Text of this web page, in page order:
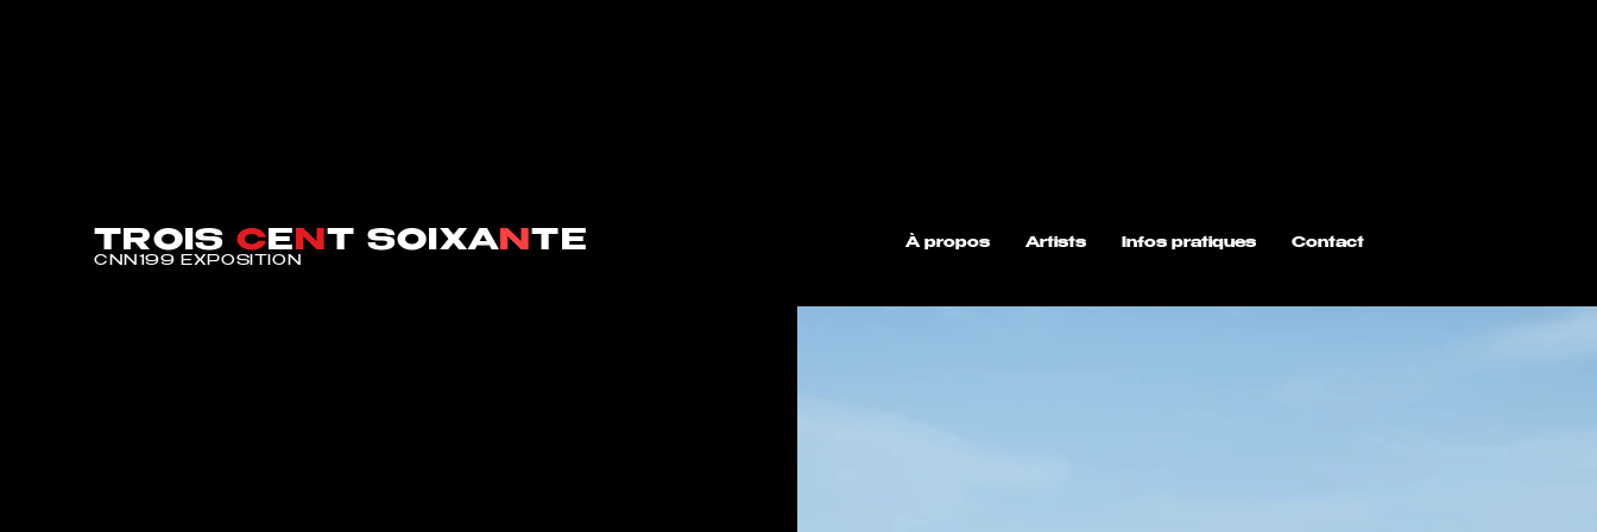
TROIS CENT SOIXANTE
CNN199 EXPOSITION
À propos Artists Infos pratiques Contact